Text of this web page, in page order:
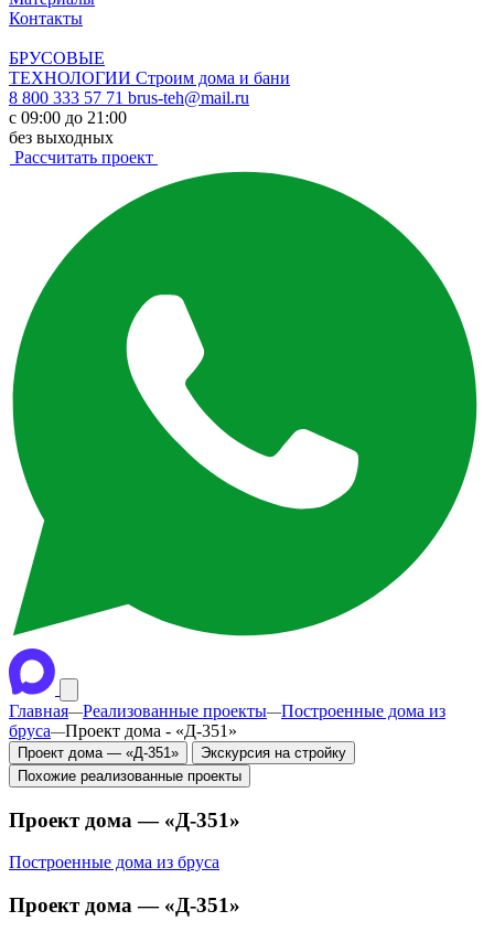
Контакты
БРУСОВЫЕ
ТЕХНОЛОГИИ Строим дома и бани
8 800 333 57 71 brus-teh@mail.ru
с 09:00 до 21:00
без выходных
Рассчитать проект
Главная—Реализованные проекты—Построенные дома из
бруса—Проект дома - «Д-351»
Проект дома — «Д-351»
Экскурсия на стройку
Похожие реализованные проекты
Проект дома — «Д-351»
Построенные дома из бруса
Проект дома — «Д-351»